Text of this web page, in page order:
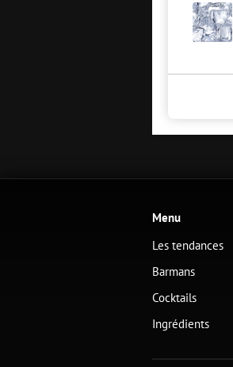
Menu
Les tendances
Barmans
Cocktails
Ingrédients